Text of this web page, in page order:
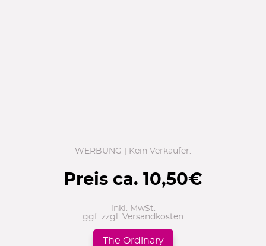
WERBUNG | Kein Verkäufer.
Preis ca. 10,50€
inkl. MwSt.
ggf. zzgl. Versandkosten
The Ordinary